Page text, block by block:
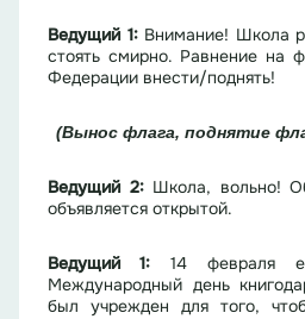
Ведущий 1: Внимание! Школа
стоять смирно. Равнение на
Федерации внести/поднять!
(Вынос флага, поднятие
Ведущий 2: Школа, вольно!
объявляется открытой.
Ведущий 1: 14 февраля
Международный день
был учрежден для того,